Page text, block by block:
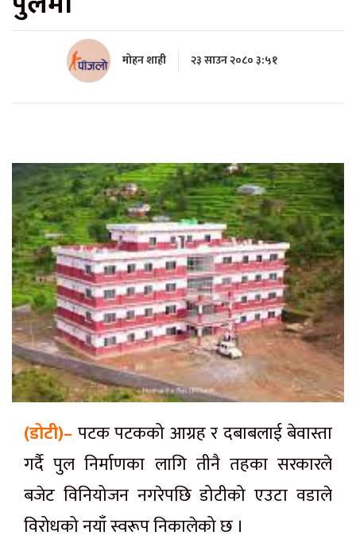
मोहन शाही २३ साउन २०८० ३:५१
(डोटी)– पटक पटकको आग्रह र दबाबलाई बेवास्ता
गर्दै पुल निर्माणका लागि तीनै तहका सरकारले
बजेट विनियोजन नगरेपछि डोटीको एउटा वडाले
विरोधको नयाँ स्वरूप निकालेको छ ।